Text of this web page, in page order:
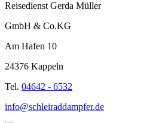
Reisedienst Gerda Müller
GmbH & Co.KG
Am Hafen 10
24376 Kappeln
Tel. 04642 - 6532
info@schleiraddampfer.de